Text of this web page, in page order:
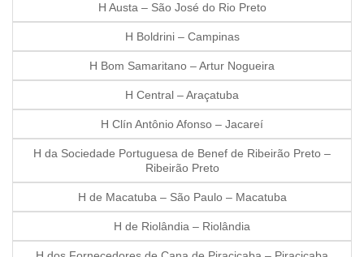
H Austa – São José do Rio Preto
H Boldrini – Campinas
H Bom Samaritano – Artur Nogueira
H Central – Araçatuba
H Clín Antônio Afonso – Jacareí
H da Sociedade Portuguesa de Benef de Ribeirão Preto –
Ribeirão Preto
H de Macatuba – São Paulo – Macatuba
H de Riolândia – Riolândia